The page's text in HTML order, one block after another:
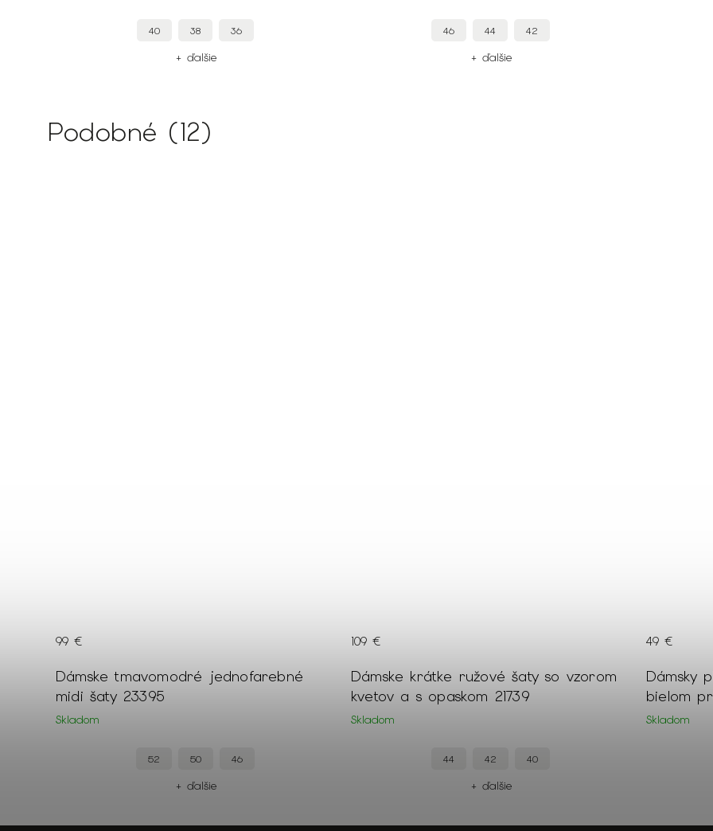
46 44 42
+ ďalšie + ďalšie
Podobné (12)
Dámske krátke ružové šaty so vzorom
kvetov a s opaskom 21739
Skladom
109 €
44 42 40
+ ďalšie
Dámsky pletený pulóver v čierno-
bielom prúžkovanom vzore 22739
Skladom
49 €
XXL XL M
+ ďalšie
Dámsky
rukávmi
Skladom
45 €